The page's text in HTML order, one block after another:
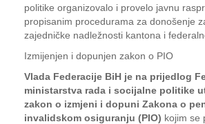
politike organizovalo i provelo javnu
propisanim procedurama za donošenje
zajedničke nadležnosti kantona i
Izmijenjen i dopunjen zakon o PIO
Vlada Federacije BiH je na prijedlog
ministarstva rada i socijalne politike
zakon o izmjeni i dopuni Zakona o
invalidskom osiguranju (PIO) kojim se